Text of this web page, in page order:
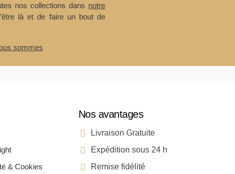
nos collections dans notre
là et de faire un bout de
sommes
& Cookies
Nos avantages
Livraison Gratuite
Expédition sous 24 h
Remise fidélité